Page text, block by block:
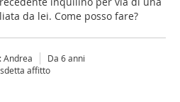
da lei. Come posso fare?
Andrea
Da 6 anni
affitto